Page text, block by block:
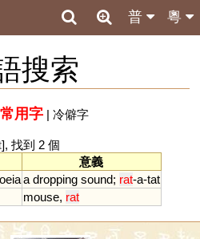
粵
普
搜索
常用字| 冷僻字
], 找到 2 個
意義
a dropping sound; rat-a-tat
mouse, rat